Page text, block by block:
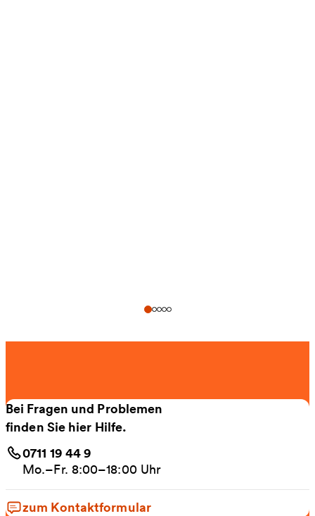
Bei Fragen und Problemen
finden Sie hier Hilfe.
0711 19 44 9
Mo.–Fr. 8:00–18:00 Uhr
zum Kontaktformular